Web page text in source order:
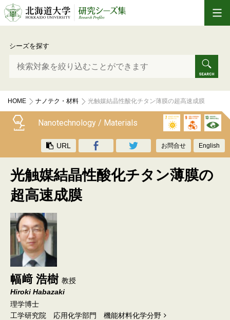
シーズを探す
HOME ナノテク・材料 光触媒結晶性酸化チタン薄膜の超高速成膜
Nanotechnology / Materials
URL お問合せ English
光触媒結晶性酸化チタン薄膜の
超高速成膜
幅﨑 浩樹 教授
Hiroki Habazaki
理学博士
工学研究院 応用化学部門 機能材料化学分野